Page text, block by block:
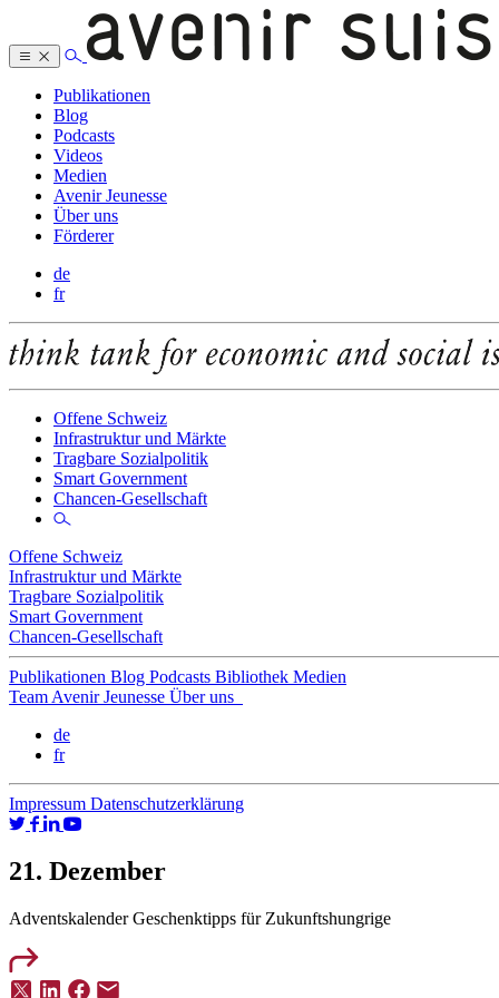
Publikationen
Blog
Podcasts
Videos
Medien
Avenir Jeunesse
Über uns
Förderer
de
fr
Offene Schweiz
Infrastruktur und Märkte
Tragbare Sozialpolitik
Smart Government
Chancen-Gesellschaft
Offene Schweiz
Infrastruktur und Märkte
Tragbare Sozialpolitik
Smart Government
Chancen-Gesellschaft
Publikationen Blog Podcasts Bibliothek Medien
Team Avenir Jeunesse Über uns
de
fr
Impressum Datenschutzerklärung
21. Dezember
AdventskalenderGeschenktipps für Zukunftshungrige